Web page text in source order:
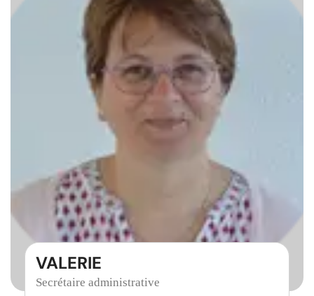
VALERIE
Secrétaire administrative